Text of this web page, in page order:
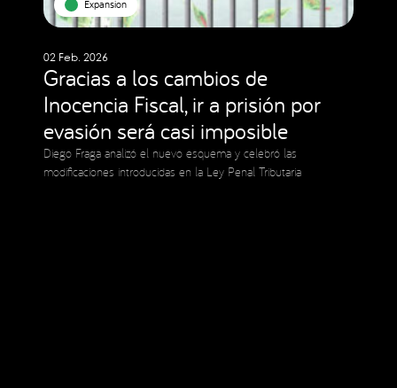
Expansion
02 Feb. 2026
Gracias a los cambios de
Inocencia Fiscal, ir a prisión por
evasión será casi imposible
Diego Fraga analizó el nuevo esquema y celebró las
modificaciones introducidas en la Ley Penal Tributaria